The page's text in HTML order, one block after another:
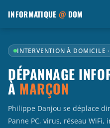
INFORMATIQUE @ DOM
INTERVENTION À DOMICILE
DÉPANNAGE
À MARÇON
Philippe Danjou se déplace
Panne PC, virus, réseau